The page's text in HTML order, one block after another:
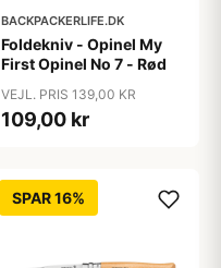
BACKPACKERLIFE.DK
Foldekniv - Opinel My
First Opinel No 7 - Rød
VEJL. PRIS 139,00 KR
109,00 kr
SPAR 16%